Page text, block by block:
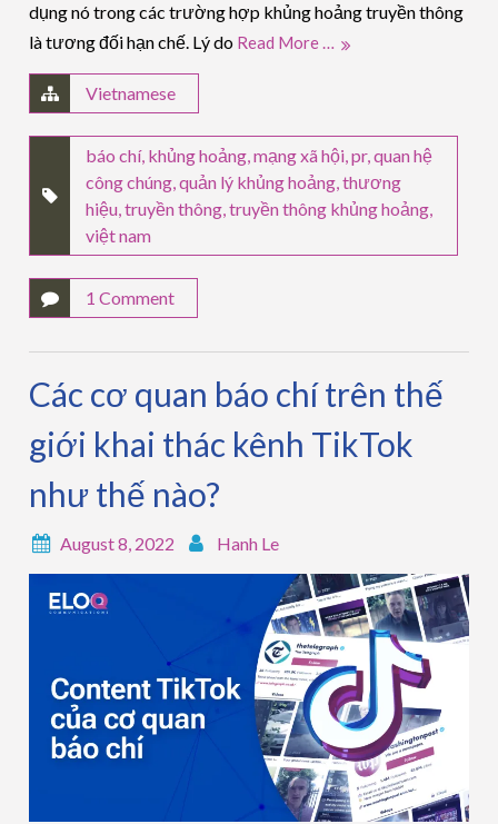
dụng nó trong các trường hợp khủng hoảng truyền thông
là tương đối hạn chế. Lý do Read More …
Vietnamese
báo chí, khủng hoảng,mạng xã hội,pr,quan hệ
công chúng,quản lý khủng hoảng,thương
hiệu,truyền thông,truyền thông khủng hoảng,
việt nam
1 Comment
Các cơ quan báo chí trên thế
giới khai thác kênh TikTok
như thế nào?
August 8, 2022 Hanh Le